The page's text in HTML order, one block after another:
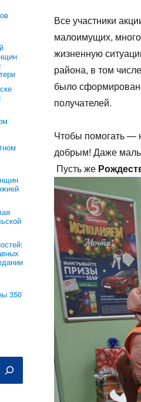
350
Все участники
малоимущих,
жизненную
района, в том
было
получателей.
Чтобы помогать —
добрым! Даже
Пусть же